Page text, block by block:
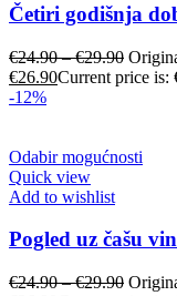
Četiri godišnja
€24.90–€29.90
€26.90Current price is:
-12%
Odabir mogućnosti
Quick view
Add to wishlist
Pogled uz čašu
€24.90–€29.90